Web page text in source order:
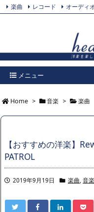
メニュー
楽曲 レコード オーディ
Home > 音楽 > 楽曲
【おすすめの洋楽】
PATROL
2019年9月19日 楽曲, 音楽